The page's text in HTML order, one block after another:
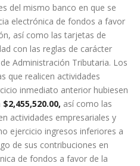
del mismo banco en que se
electrónica de fondos a favor
así como las tarjetas de
con las reglas de carácter
Administración Tributaria. Los
que realicen actividades
inmediato anterior hubiesen
$2,455,520.00, así como las
actividades empresariales y
ejercicio ingresos inferiores a
de sus contribuciones en
de fondos a favor de la